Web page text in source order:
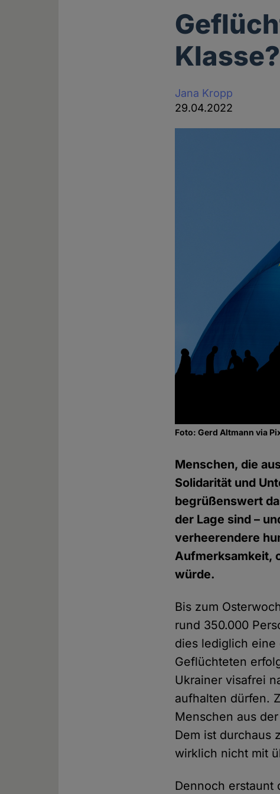
Klasse?
Jana Kropp
29.04.2022
Foto: Gerd Altmann via
Menschen, die
Solidarität und
begrüßenswert
der Lage sind –
verheerendere
Aufmerksamkeit,
würde.
Bis zum
rund 350.000
dies lediglich eine
Geflüchteten
Ukrainer visafrei
aufhalten dürfen.
Menschen aus
Dem ist durchaus
wirklich nicht mit
Dennoch erstaunt